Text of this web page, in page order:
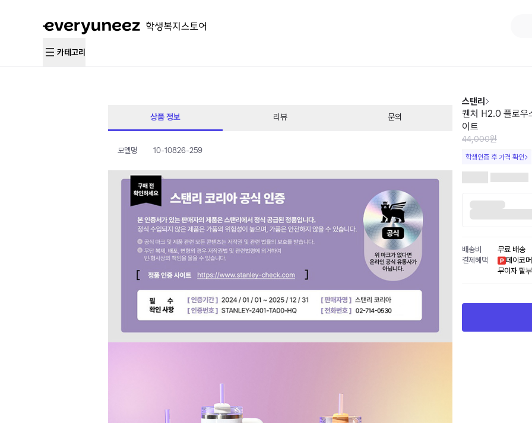
카테고리
상품 정보 리뷰 문의
모델명 10-10826-259
스탠리
퀜처 H2.0 플로우
이트
44,000원
학생인증 후 가격 확인
배송비
무료 배송
결제혜택
페이코
무이자 할